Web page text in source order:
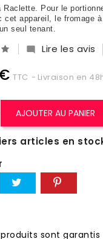
Raclette. Pour le
cet appareil, le fromage
seul tenant.
 Lire les avis
TTC Livraison en
AJOUTER AU PANIER
articles en
produits sont garantis